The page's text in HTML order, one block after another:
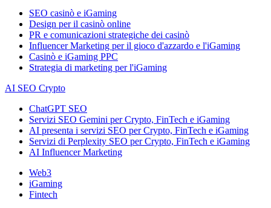
SEO casinò e iGaming
Design per il casinò online
PR e comunicazioni strategiche dei casinò
Influencer Marketing per il gioco d'azzardo e l'iGaming
Casinò e iGaming PPC
Strategia di marketing per l'iGaming
AI SEO Crypto
ChatGPT SEO
Servizi SEO Gemini per Crypto, FinTech e iGaming
AI presenta i servizi SEO per Crypto, FinTech e iGaming
Servizi di Perplexity SEO per Crypto, FinTech e iGaming
AI Influencer Marketing
Web3
iGaming
Fintech